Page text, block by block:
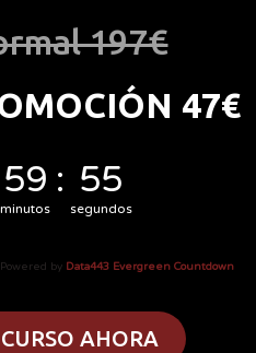
197€
47€
59
minutos
: 54
segundos
Powered by Data443 Evergreen Countdown
AHORA